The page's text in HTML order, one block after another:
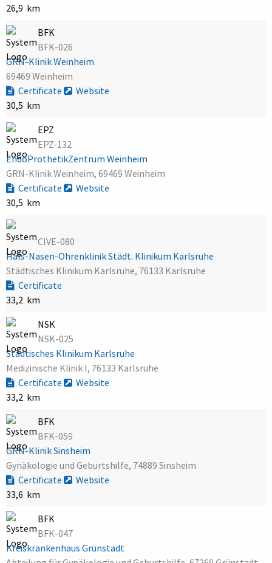
26,9 km
BFK
BFK-026
GRN-Klinik Weinheim
69469 Weinheim
Certificate
Website
30,5 km
EPZ
EPZ-132
EndoProthetikZentrum Weinheim
GRN-Klinik Weinheim, 69469 Weinheim
Certificate
Website
30,5 km
CIVE-080
Hals-Nasen-Ohrenklinik Städt. Klinikum Karlsruhe
Städtisches Klinikum Karlsruhe, 76133 Karlsruhe
Certificate
33,2 km
NSK
NSK-025
Städtisches Klinikum Karlsruhe
Medizinische Klinik I, 76133 Karlsruhe
Certificate
Website
33,2 km
BFK
BFK-059
GRN-Klinik Sinsheim
Gynäkologie und Geburtshilfe, 74889 Sinsheim
Certificate
Website
33,6 km
BFK
BFK-047
Kreiskrankenhaus Grünstadt